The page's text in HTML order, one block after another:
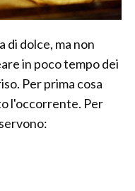
di dolce, ma non
in poco tempo dei
Per prima cosa
l'occorrente. Per